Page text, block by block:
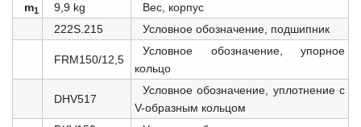
m1 9,9 kg
Вес, корпус
222S.215
Условное обозначение, подшипник
FRM150/12,5
Условное обозначение, упорное
кольцо
DHV517
Условное обозначение, уплотнение с
V-образным кольцом